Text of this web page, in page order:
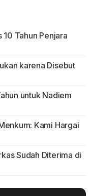
Tahun Penjara
karena Disebut
untuk Nadiem
Kami Hargai
Sudah Diterima di